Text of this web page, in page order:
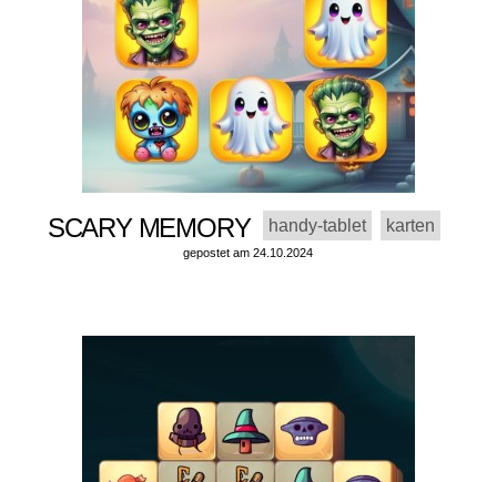
SCARY MEMORY handy-tablet karten
gepostet am 24.10.2024